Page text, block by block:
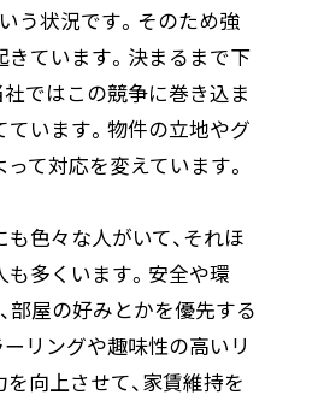
う状況です。そのため強
ています。決まるまで下
ではこの競争に巻き込ま
います。物件の立地やグ
て対応を変えています。
色々な人がいて、それほ
多くいます。安全や環
部屋の好みとかを優先する
リングや趣味性の高いリ
向上させて、家賃維持を